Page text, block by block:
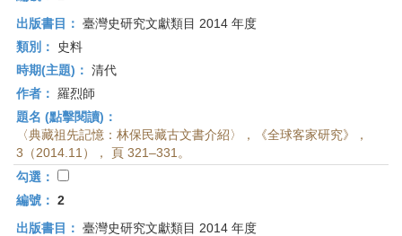
史
研
究
所-
首
頁
出版書目： 臺灣史研究文獻類目 2014 年度
類別：
史料
時期(主題)： 清代
作者： 羅烈師
題名 (點擊閱讀)：
〈典藏祖先記憶：林保民藏古文書介紹〉，《全球客家研究》，
3（2014.11）， 頁 321–331。
勾選：
編號： 2
出版書目： 臺灣史研究文獻類目 2014 年度